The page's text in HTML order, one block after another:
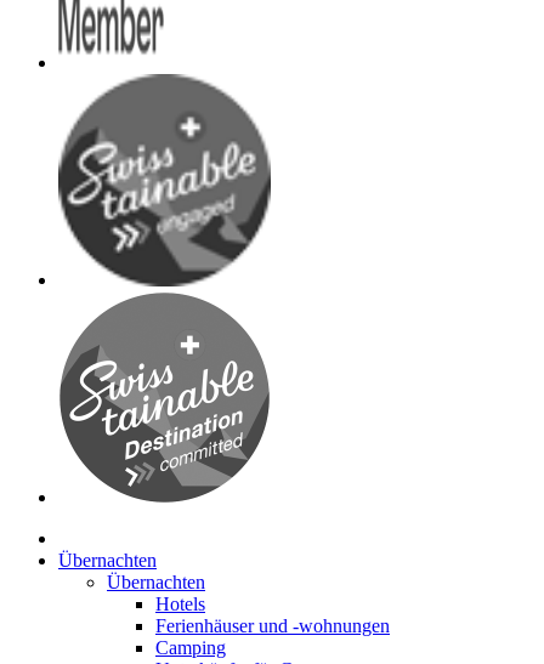
Übernachten
Übernachten
Hotels
Ferienhäuser und -wohnungen
Camping